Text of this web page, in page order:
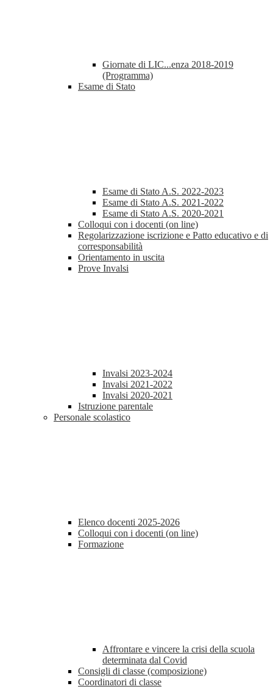
Giornate di LIC...enza 2018-2019
(Programma)
Esame di Stato
Esame di Stato A.S. 2022-2023
Esame di Stato A.S. 2021-2022
Esame di Stato A.S. 2020-2021
Colloqui con i docenti (on line)
Regolarizzazione iscrizione e Patto educativo e di
corresponsabilità
Orientamento in uscita
Prove Invalsi
Invalsi 2023-2024
Invalsi 2021-2022
Invalsi 2020-2021
Istruzione parentale
Personale scolastico
Elenco docenti 2025-2026
Colloqui con i docenti (on line)
Formazione
Affrontare e vincere la crisi della scuola
determinata dal Covid
Consigli di classe (composizione)
Coordinatori di classe